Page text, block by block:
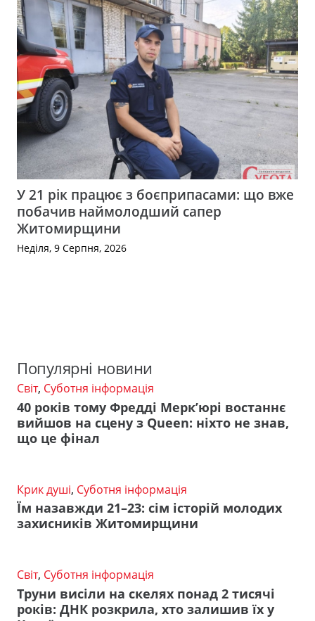
У 21 рік працює з боєприпасами: що вже
побачив наймолодший сапер
Житомирщини
Неділя, 9 Серпня, 2026
Популярні новини
Світ, Суботня інформація
40 років тому Фредді Мерк’юрі востаннє
вийшов на сцену з Queen: ніхто не знав,
що це фінал
Крик душі, Суботня інформація
Їм назавжди 21–23: сім історій молодих
захисників Житомирщини
Світ, Суботня інформація
Труни висіли на скелях понад 2 тисячі
років: ДНК розкрила, хто залишив їх у